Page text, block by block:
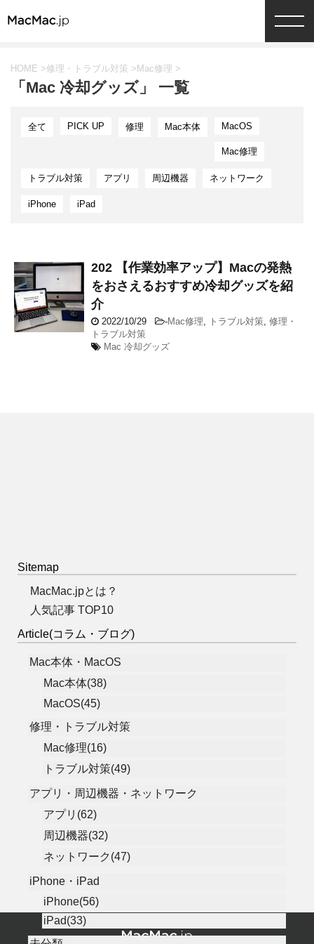
HOME >修理・トラブル対策 > Mac修理 >
「Mac 冷却グッズ」 一覧
全て PICK UP 修理 Mac本体 MacOS
Mac修理
トラブル対策 アプリ 周辺機器 ネットワーク
iPhone iPad
202 【作業効率アップ】Macの発熱
をおさえるおすすめ冷却グッズを紹
介
2022/10/29 -Mac修理, トラブル対策, 修理・
トラブル対策
Mac 冷却グッズ
Sitemap
MacMac.jpとは？
人気記事 TOP10
Article(コラム・ブログ)
Mac本体・MacOS
Mac本体(38)
MacOS(45)
修理・トラブル対策
Mac修理(16)
トラブル対策(49)
アプリ・周辺機器・ネットワーク
アプリ(62)
周辺機器(32)
ネットワーク(47)
iPhone・iPad
iPhone(56)
iPad(33)